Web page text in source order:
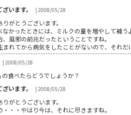
います。
| 2008/05/28
がとうございます。
なかったときには、ミルクの量を増やして補う
、風邪の前兆だったということですね。
まれてから病気をしたことがないので、それ
| 2008/05/28
食べたらどうでしょうか？
います。
| 2008/05/28
がとうございます。
・・やはり今は、それに尽きますね。